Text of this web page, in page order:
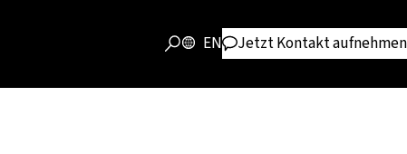
EN Jetzt Kontakt aufnehmen